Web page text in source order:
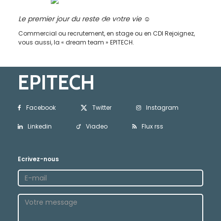
Vous ?
Le premier jour du reste de votre vie ☺
Commercial ou recrutement, en stage ou en CDI Rejoignez,
vous aussi, la « dream team » EPITECH.
EPITECH
Facebook Twitter Instagram
Linkedin Viadeo Flux rss
Ecrivez-nous